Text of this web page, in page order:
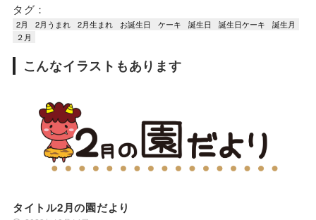
タグ：
2月 2月うまれ 2月生まれ お誕生日 ケーキ 誕生日 誕生日ケーキ
誕生月
２月
こんなイラストもあります
タイトル2月の園だより